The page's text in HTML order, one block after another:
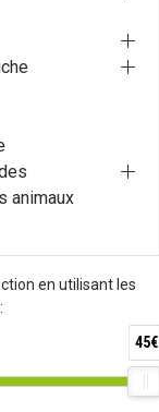
animaux
en utilisant les
45€